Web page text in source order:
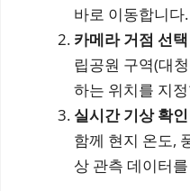
바로 이동합니다.
카메라 거점 선택
립공원 구역(대
하는 위치를 지
실시간 기상 확인
함께 현지 온도,
상 관측 데이터